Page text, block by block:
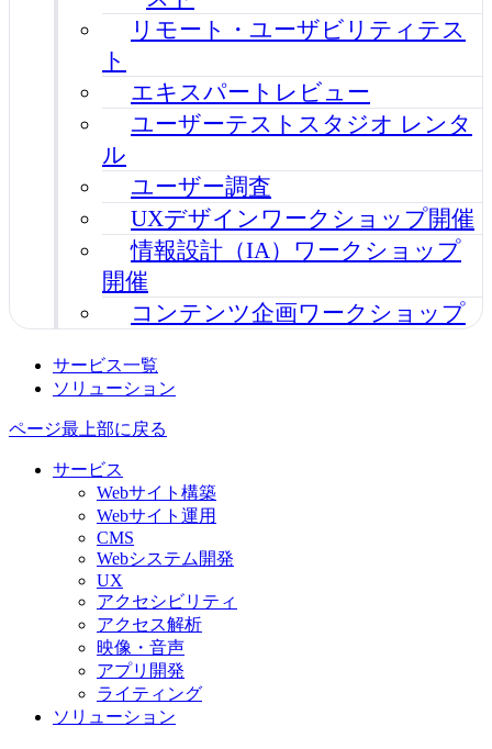
リモート・ユーザビリティテス
ト
エキスパートレビュー
ユーザーテストスタジオ レンタ
ル
ユーザー調査
UXデザインワークショップ開催
情報設計（IA）ワークショップ
開催
コンテンツ企画ワークショップ
サービス一覧
ソリューション
ページ最上部に戻る
サービス
Webサイト構築
Webサイト運用
CMS
Webシステム開発
UX
アクセシビリティ
アクセス解析
映像・音声
アプリ開発
ライティング
ソリューション